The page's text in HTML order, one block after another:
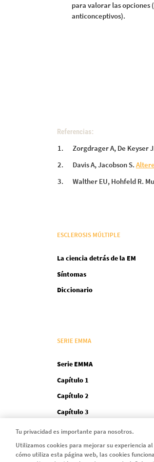
para valorar las
anticonceptivos).
Referencias:
Zorgdrager A, De Keyser
Davis A, Jacobson S.
Walther EU, Hohfeld R.
ESCLEROSIS MÚLTIPLE
La ciencia detrás de la EM
Síntomas
Diccionario
SERIE EMMA
Serie EMMA
Capítulo 1
Capítulo 2
Capítulo 3
Capítulo 4
Tu privacidad es importante para nosotros.
Utilizamos cookies para mejorar su experiencia
cómo utiliza esta página web, las cookies